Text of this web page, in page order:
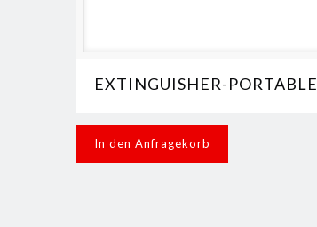
EXTINGUISHER-PORTABLE
In den Anfragekorb